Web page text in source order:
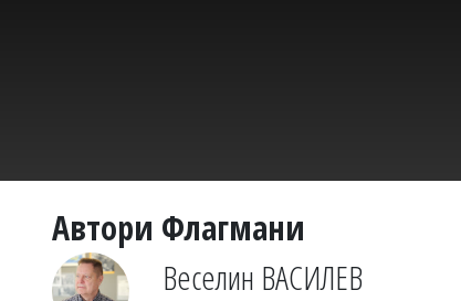
Автори Флагмани
Веселин ВАСИЛЕВ